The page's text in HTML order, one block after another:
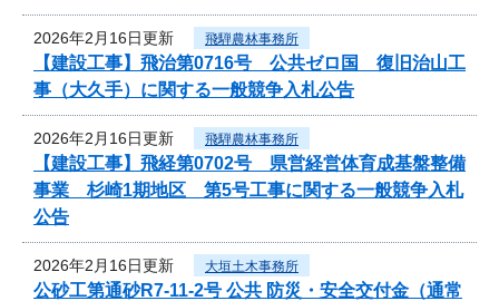
2026年2月16日更新 飛騨農林事務所
【建設工事】飛治第0716号 公共ゼロ国 復旧治山工
事（大久手）に関する一般競争入札公告
2026年2月16日更新 飛騨農林事務所
【建設工事】飛経第0702号 県営経営体育成基盤整備
事業 杉崎1期地区 第5号工事に関する一般競争入札
公告
2026年2月16日更新 大垣土木事務所
公砂工第通砂R7-11-2号 公共 防災・安全交付金（通常